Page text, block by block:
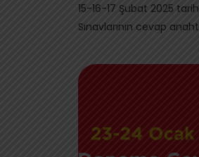
15-16-17 Şubat 2025